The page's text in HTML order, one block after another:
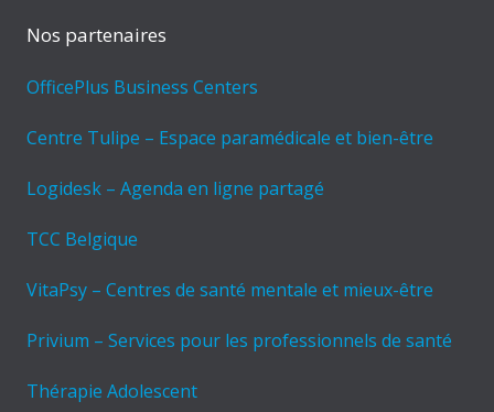
Nos partenaires
OfficePlus Business Centers
Centre Tulipe – Espace paramédicale et bien-être
Logidesk – Agenda en ligne partagé
TCC Belgique
VitaPsy – Centres de santé mentale et mieux-être
Privium – Services pour les professionnels de santé
Thérapie Adolescent